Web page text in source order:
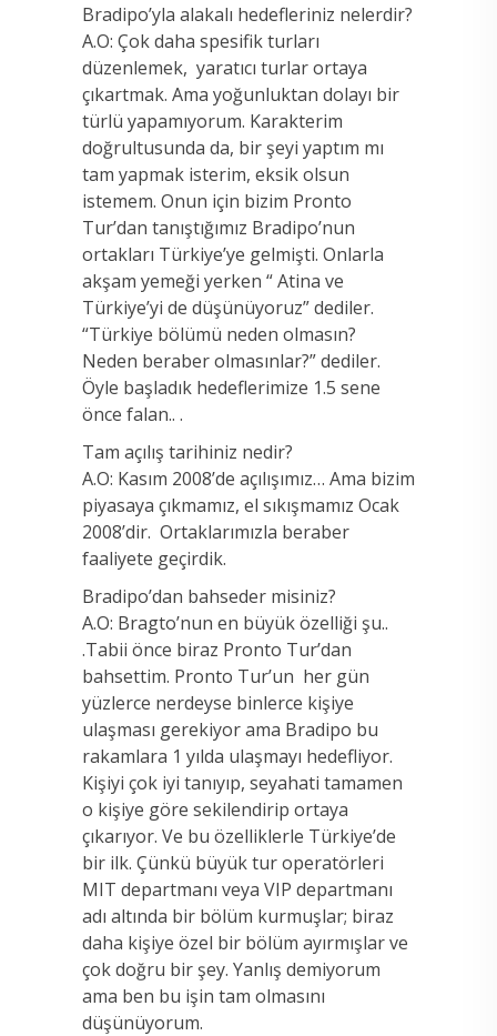
Bradipo’yla alakalı hedefleriniz nelerdir?
A.O: Çok daha spesifik turları
düzenlemek, yaratıcı turlar ortaya
çıkartmak. Ama yoğunluktan dolayı bir
türlü yapamıyorum. Karakterim
doğrultusunda da, bir şeyi yaptım mı
tam yapmak isterim, eksik olsun
istemem. Onun için bizim Pronto
Tur’dan tanıştığımız Bradipo’nun
ortakları Türkiye’ye gelmişti. Onlarla
akşam yemeği yerken “ Atina ve
Türkiye’yi de düşünüyoruz” dediler.
“Türkiye bölümü neden olmasın?
Neden beraber olmasınlar?” dediler.
Öyle başladık hedeflerimize 1.5 sene
önce falan.. .
Tam açılış tarihiniz nedir?
A.O: Kasım 2008’de açılışımız… Ama bizim
piyasaya çıkmamız, el sıkışmamız Ocak
2008’dir. Ortaklarımızla beraber
faaliyete geçirdik.
Bradipo’dan bahseder misiniz?
A.O: Bragto’nun en büyük özelliği şu..
.Tabii önce biraz Pronto Tur’dan
bahsettim. Pronto Tur’un her gün
yüzlerce nerdeyse binlerce kişiye
ulaşması gerekiyor ama Bradipo bu
rakamlara 1 yılda ulaşmayı hedefliyor.
Kişiyi çok iyi tanıyıp, seyahati tamamen
o kişiye göre sekilendirip ortaya
çıkarıyor. Ve bu özelliklerle Türkiye’de
bir ilk. Çünkü büyük tur operatörleri
MIT departmanı veya VIP departmanı
adı altında bir bölüm kurmuşlar; biraz
daha kişiye özel bir bölüm ayırmışlar ve
çok doğru bir şey. Yanlış demiyorum
ama ben bu işin tam olmasını
düşünüyorum.